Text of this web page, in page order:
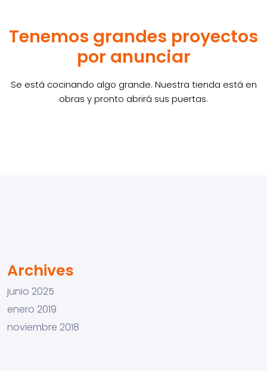
Tenemos grandes proyectos
por anunciar
Se está cocinando algo grande. Nuestra tienda está en
obras y pronto abrirá sus puertas.
Archives
junio 2025
enero 2019
noviembre 2018